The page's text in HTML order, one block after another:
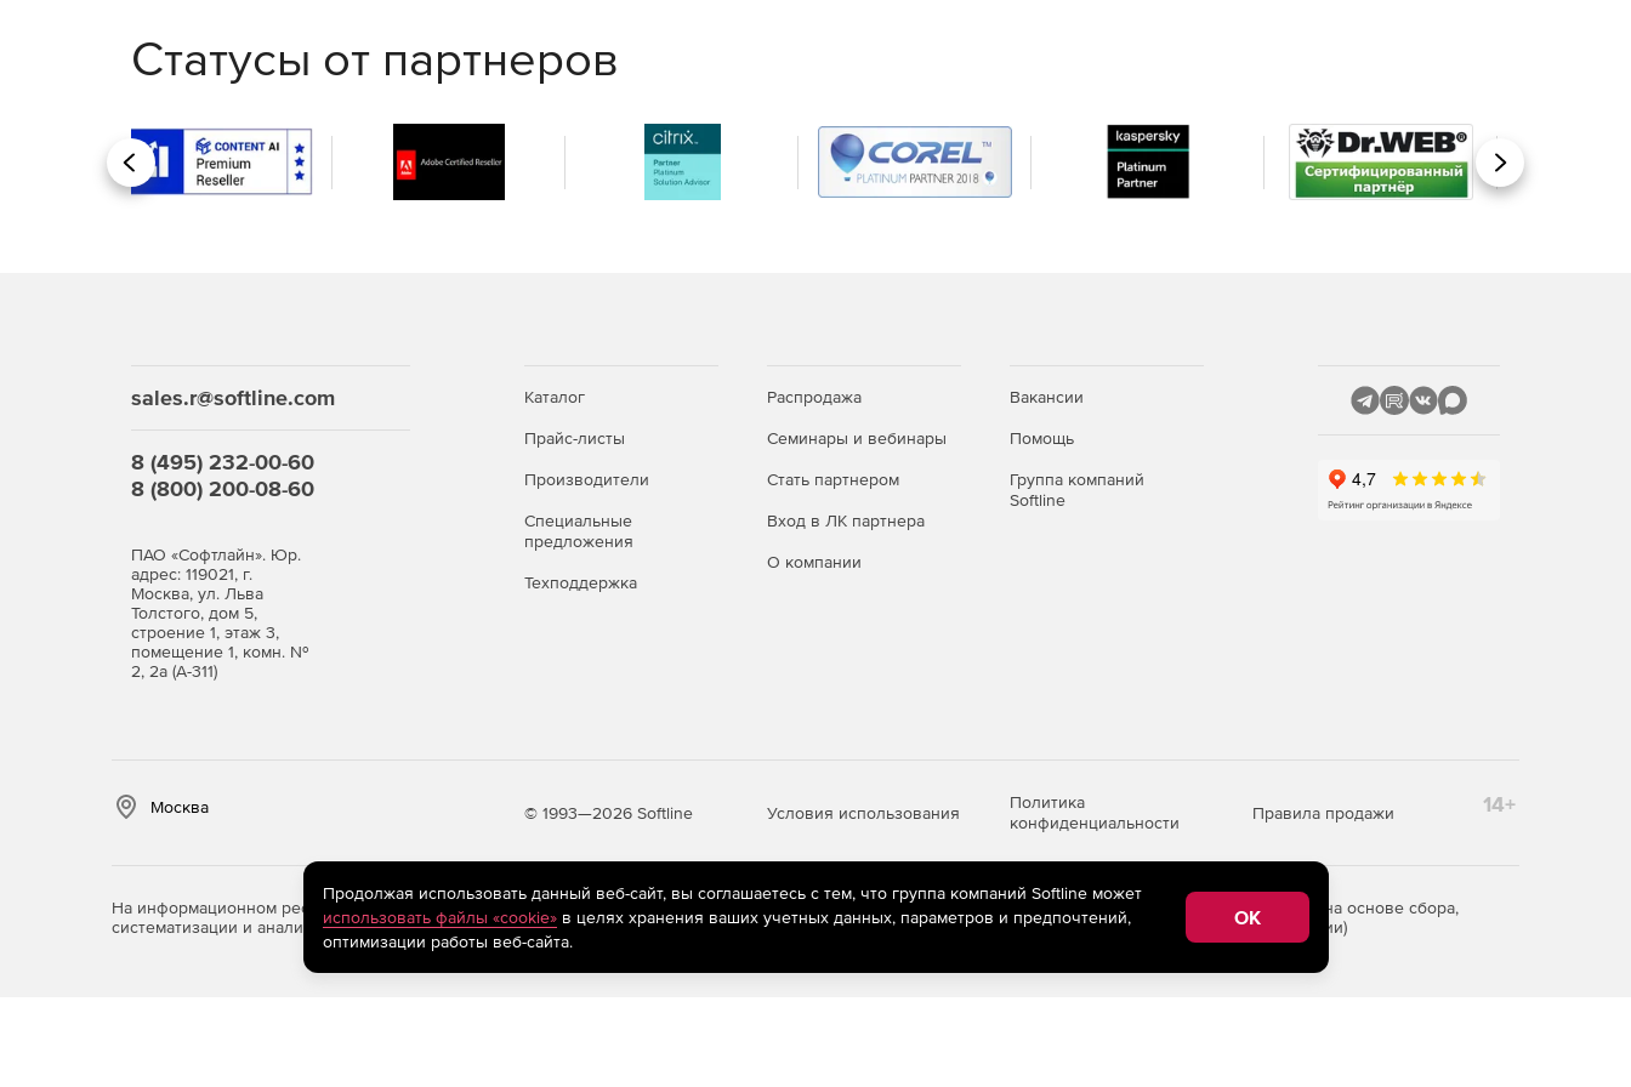
Система следит за правильностью структуры базы данных DIAFAN.CMS и в случае проблем,
восстанавливает таблицы и создает необходимые поля в них.
Позволяет сохранять резервные копии базы данных сайта, а также переносить структуру
и содержимое на другой сайт.
Статусы от партнеров
Назад Вперед
sales.r@softline.com
8 (495) 232-00-60
8 (800) 200-08-60
ПАО «Софтлайн». Юр.
адрес: 119021, г.
Москва, ул. Льва
Толстого, дом 5,
строение 1, этаж 3,
помещение 1, комн. №
2, 2а (А-311)
Каталог
Прайс-листы
Производители
Специальные
предложения
Техподдержка
Распродажа
Семинары и вебинары
Стать партнером
Вход в ЛК партнера
О компании
Вакансии
Помощь
Группа компаний
Softline
Москва © 1993—2026 Softline Условия использования
Политика
конфиденциальности
Правила продажи 14+
На информационном ресурсе store.softline.ru применяются рекомендательные технологии
(информационные технологии предоставления информации на основе сбора,
систематизации и анализа сведений, относящихся к предпочтениям пользователей сети «Интернет», находящихся на территории Российской Федерации)
Продолжая использовать данный веб-сайт, вы соглашаетесь с тем, что группа компаний Softline может
использовать файлы «cookie»в целях хранения ваших учетных данных, параметров и предпочтений,
оптимизации работы веб-сайта.
OK